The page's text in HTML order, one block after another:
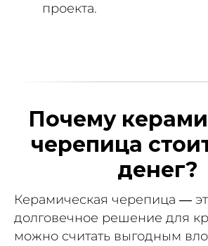
проекта.
Почему
черепица
денег?
Керамическая черепица —
долговечное решение для
можно считать выгодным